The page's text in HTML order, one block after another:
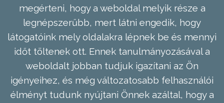
megérteni, hogy a weboldal melyik része a
legnépszerűbb, mert látni engedik, hogy
látogatóink mely oldalakra lépnek be és mennyi
időt töltenek ott. Ennek tanulmányozásával a
weboldalt jobban tudjuk igazítani az Ön
igényeihez, és még változatosabb felhasználói
élményt tudunk nyújtani Önnek azáltal, hogy a